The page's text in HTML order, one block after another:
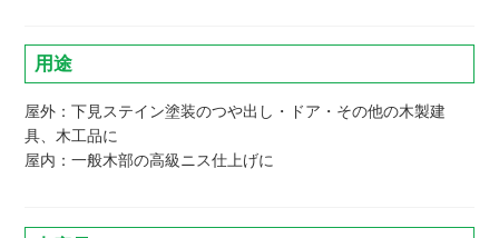
用途
屋外：下見ステイン塗装のつや出し・ドア・その他の木製建
具、木工品に
屋内：一般木部の高級ニス仕上げに